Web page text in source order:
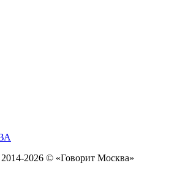
2026 © «Говорит Москва»